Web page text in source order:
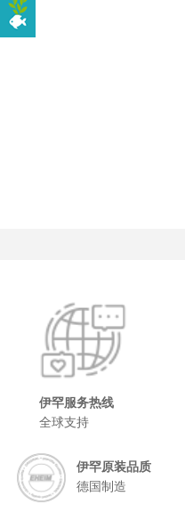
伊罕服务热线
全球支持
伊罕原装品质
德国制造